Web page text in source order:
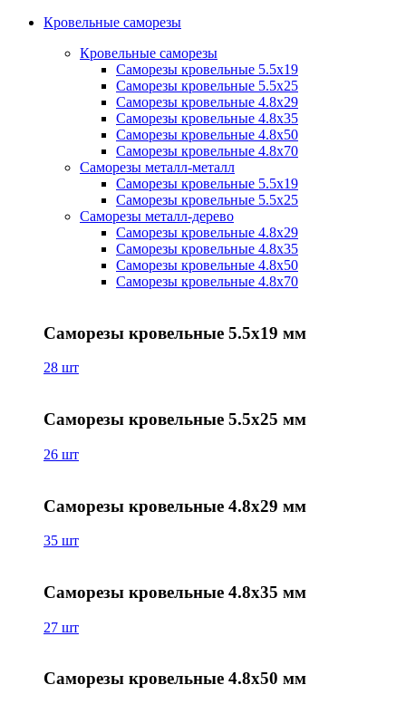
Кровельные саморезы
Кровельные саморезы
Саморезы кровельные 5.5х19
Саморезы кровельные 5.5х25
Саморезы кровельные 4.8х29
Саморезы кровельные 4.8х35
Саморезы кровельные 4.8х50
Саморезы кровельные 4.8х70
Саморезы металл-металл
Саморезы кровельные 5.5х19
Саморезы кровельные 5.5х25
Саморезы металл-дерево
Саморезы кровельные 4.8х29
Саморезы кровельные 4.8х35
Саморезы кровельные 4.8х50
Саморезы кровельные 4.8х70
Саморезы кровельные 5.5х19 мм
28 шт
Саморезы кровельные 5.5х25 мм
26 шт
Саморезы кровельные 4.8х29 мм
35 шт
Саморезы кровельные 4.8х35 мм
27 шт
Саморезы кровельные 4.8х50 мм